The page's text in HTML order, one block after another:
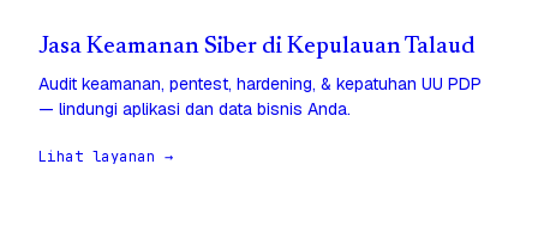
Jasa Keamanan Siber di Kepulauan Talaud
Audit keamanan, pentest, hardening, & kepatuhan UU PDP
— lindungi aplikasi dan data bisnis Anda.
Lihat layanan →